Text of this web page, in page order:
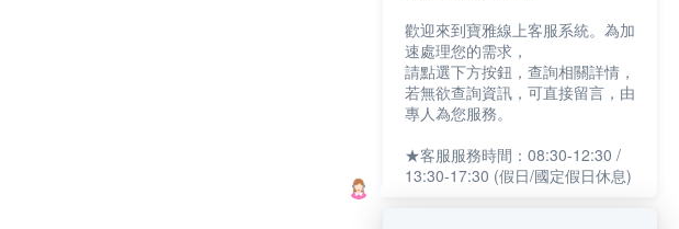
歡迎來到寶雅線上客服系統。為加
速處理您的需求，
請點選下方按鈕，查詢相關詳情，
若無欲查詢資訊，可直接留言，由
專人為您服務。
★客服服務時間：08:30-12:30 /
13:30-17:30 (假日/國定假日休息)